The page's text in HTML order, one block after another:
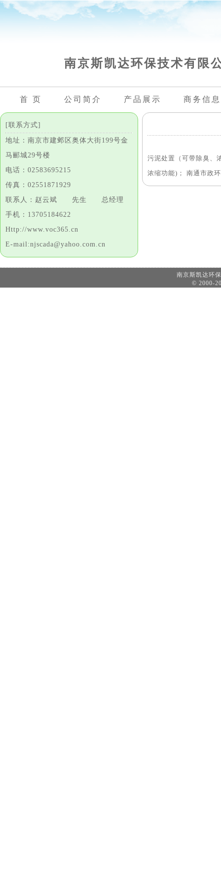
南京斯凯达环保技术有限
首 页 公司简介 产品展示 商务信息
[联系方式]
地址：南京市建邺区奥体大街199号金
马郦城29号楼
电话：02583695215
传真：02551871929
联系人：赵云斌 先生 总经理
手机：13705184622
Http://www.voc365.cn
E-mail:njscada@yahoo.com.cn
污泥处置（可带除臭、
浓缩功能)； 南通市政
南京斯凯达
© 2000-